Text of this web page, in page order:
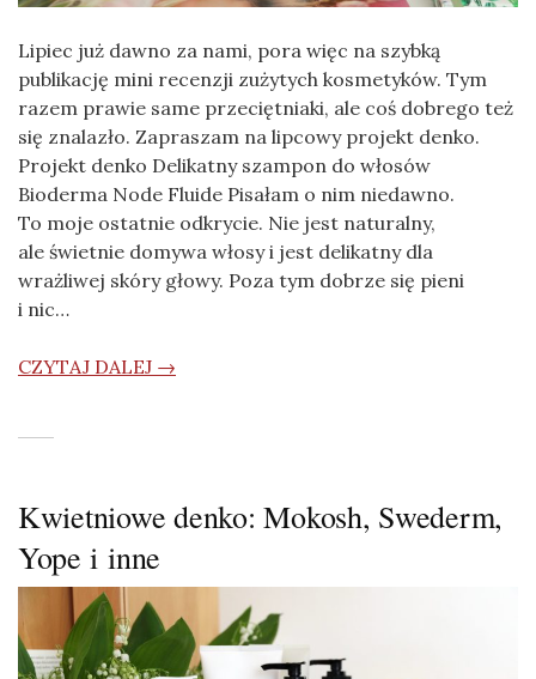
Lipiec już dawno za nami, pora więc na szybką
publikację mini recenzji zużytych kosmetyków. Tym
razem prawie same przeciętniaki, ale coś dobrego też
się znalazło. Zapraszam na lipcowy projekt denko.
Projekt denko Delikatny szampon do włosów
Bioderma Node Fluide Pisałam o nim niedawno.
To moje ostatnie odkrycie. Nie jest naturalny,
ale świetnie domywa włosy i jest delikatny dla
wrażliwej skóry głowy. Poza tym dobrze się pieni
i nic…
CZYTAJ DALEJ →
Kwietniowe denko: Mokosh, Swederm,
Yope i inne